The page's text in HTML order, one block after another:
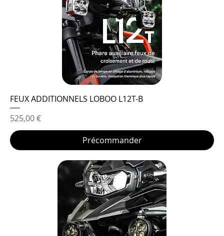
FEUX ADDITIONNELS LOBOO L12T-B
Prix
525,00 €
Précommander